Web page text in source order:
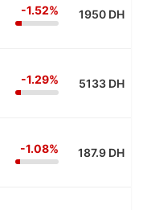
-1.52% 1950 DH
-1.29% 5133 DH
-1.08% 187.9 DH